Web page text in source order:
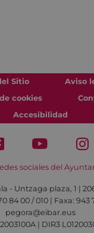
Sitio
Aviso
cookies
Accesibilidad
sociales del
- Untzaga plaza, 1 |
84 00 / 010 | Faxa: 943
pegora@eibar.eus
| DIR3